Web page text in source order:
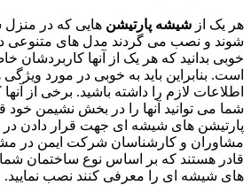
هر یک از شیشه پارتیشن هایی که در منزل
شوند و نصب می گردند مدل های متنوعی
خوبی بدانید که هر یک از آنها کاربردشان
است. بنابراین باید به خوبی در مورد ویژگی
اطلاعات لازم را داشته باشید. برخی از آنها
شما می توانید آنها را در بخش نشیمن خود
پارتیشن های شیشه ای جهت قرار دادن در
مشاوران و کارشناسان شرکت ایمن در
قادر هستند که بر اساس نوع ساختمان شما
های شیشه ای را معرفی کنند نصب نمایید.